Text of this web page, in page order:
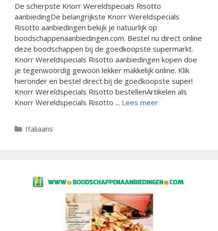
De scherpste Knorr Wereldspecials Risotto
aanbiedingDe belangrijkste Knorr Wereldspecials
Risotto aanbiedingen bekijk je natuurlijk op
boodschappenaanbiedingen.com. Bestel nu direct online
deze boodschappen bij de goedkoopste supermarkt.
Knorr Wereldspecials Risotto aanbiedingen kopen doe
je tegenwoordig gewoon lekker makkelijk online. Klik
hieronder en bestel direct bij de goedkoopste super!
Knorr Wereldspecials Risotto bestellenArtikelen als
Knorr Wereldspecials Risotto ... Lees meer
Categorieën
Italiaans